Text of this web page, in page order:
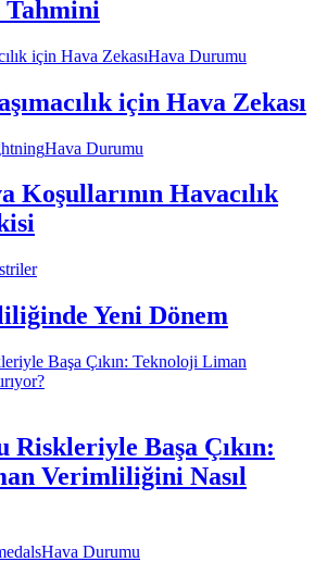
Tahmini
Hava Durumu
için Hava Zekası
Hava Durumu
Koşullarının Havacılık
Yeni Dönem
Riskleriyle Başa Çıkın:
Verimliliğini Nasıl
Hava Durumu